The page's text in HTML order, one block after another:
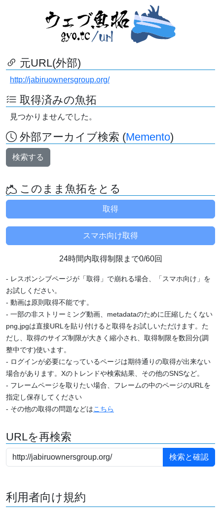
元URL(外部)
http://jabiruownersgroup.org/
取得済みの魚拓
見つかりませんでした。
外部アーカイブ検索 (Memento)
検索する
このまま魚拓をとる
24時間内取得制限まで0/60回
- レスポンシブページが「取得」で崩れる場合、「スマホ向け」を
お試しください。
- 動画は原則取得不能です。
- 一部の非ストリーミング動画、metadataのために圧縮したくない
png,jpgは直接URLを貼り付けると取得をお試しいただけます。た
だし、取得のサイズ制限が大きく縮小され、取得制限を数回分(調
整中です)使います。
- ログインが必要になっているページは期待通りの取得が出来ない
場合があります。Xのトレンドや検索結果、その他のSNSなど。
- フレームページを取りたい場合、フレームの中のページのURLを
指定し保存してください
- その他の取得の問題などはこちら
URLを再検索
利用者向け規約